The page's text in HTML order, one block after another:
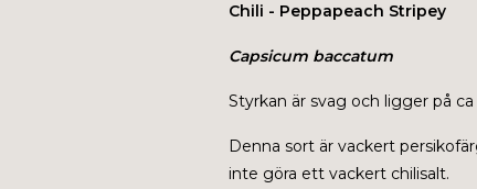
Chili - Peppapeach Stripey
Capsicum baccatum
Styrkan är svag och ligger på ca
Denna sort är vackert
inte göra ett vackert chilisalt.